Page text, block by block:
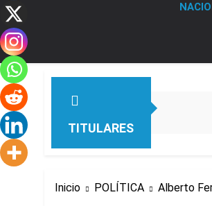
TITULARES
Inicio POLÍTICA Alberto